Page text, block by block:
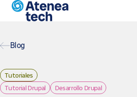
Skip to main content
Blog
Tutoriales
Tutorial Drupal
Desarrollo Drupal